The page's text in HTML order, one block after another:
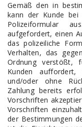
Gemäß den in
kann der Kunde
Polizeiformular
aufgefordert, einen
das polizeiliche
Verhalten, das
Ordnung verstößt,
Kunden auffordert,
und/oder ohne
Zahlung bereits
Vorschriften
Vorschriften
der Bestimmungen